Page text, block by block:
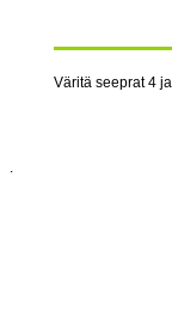
Väritä seeprat 4
.